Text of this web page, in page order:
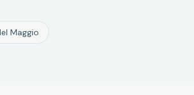
Maggio